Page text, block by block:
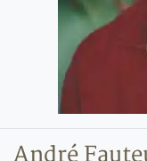
André